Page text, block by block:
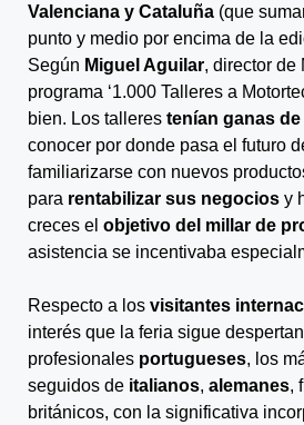
Valenciana y Cataluña (que
punto y medio por encima de la
Según Miguel Aguilar, director de
programa ‘1.000 Talleres a
bien. Los talleres tenían ganas
conocer por donde pasa el futuro
familiarizarse con nuevos
para rentabilizar sus negocios y
creces el objetivo del millar de
asistencia se incentivaba
Respecto a los visitantes
interés que la feria sigue
profesionales portugueses, los
seguidos de italianos, alemanes,
británicos, con la significativa